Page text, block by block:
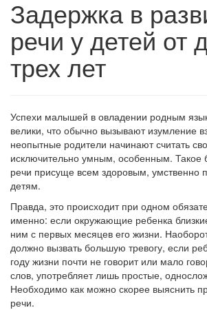
Задержка в
речи у детей от
трех лет
Успехи малышей в овладении родным
велики, что обычно вызывают изумление
неопытные родители начинают считать
исключительно умным, особенным. Такое
речи присуще всем здоровым, умственно
детям.
Правда, это происходит при одном
именно: если окружающие ребенка
ним с первых месяцев его жизни.
должно вызвать большую тревогу, если
году жизни почти не говорит или мало
слов, употребляет лишь простые,
Необходимо как можно скорее выяснить
речи.